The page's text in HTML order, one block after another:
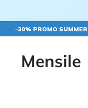
-30% PROMO SUMMER
Mensile